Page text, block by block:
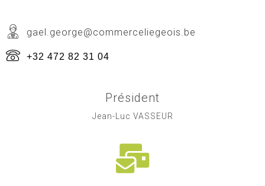
gael.george@commerceliegeois.be
+32 472 82 31 04
Président
Jean-Luc VASSEUR